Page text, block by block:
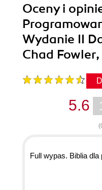
Oceny i
Wydanie II
Chad
5.6
Full wypas. Biblia